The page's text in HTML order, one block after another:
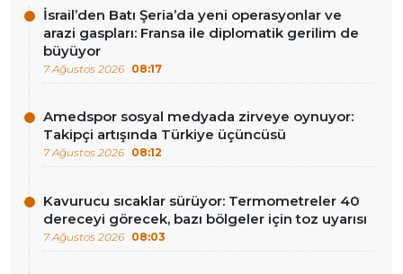
İsrail’den Batı Şeria’da yeni operasyonlar ve
arazi gaspları: Fransa ile diplomatik gerilim de
büyüyor
7 Ağustos 2026 08:17
Amedspor sosyal medyada zirveye oynuyor:
Takipçi artışında Türkiye üçüncüsü
7 Ağustos 2026 08:12
Kavurucu sıcaklar sürüyor: Termometreler 40
dereceyi görecek, bazı bölgeler için toz uyarısı
7 Ağustos 2026 08:03